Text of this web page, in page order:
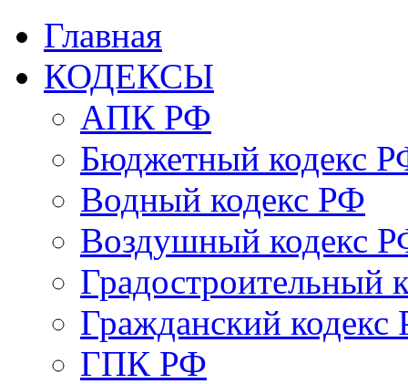
Главная
КОДЕКСЫ
АПК РФ
Бюджетный кодекс
Водный кодекс РФ
Воздушный кодекс
Градостроительный
Гражданский кодекс
ГПК РФ